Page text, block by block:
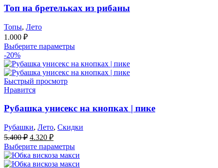
Топ на бретельках из рибаны
Топы, Лето
1.000 ₽
Выберите параметры
-20%
Быстрый просмотр
Нравится
Рубашка унисекс на кнопках | пике
Рубашки, Лето, Скидки
5.400₽ Первоначальная
цена
составляла
5.400 ₽.
4.320 ₽Текущая
цена:
4.320 ₽.
Выберите параметры